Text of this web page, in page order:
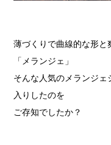
薄づくりで曲線的な形
「メランジェ」
そんな人気のメランジェ
入りしたのを
ご存知でしたか？